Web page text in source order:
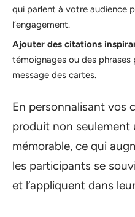
qui parlent à votre audience
l’engagement.
Ajouter des citations
témoignages ou des
message des cartes.
En personnalisant vos
produit non seulement
mémorable, ce qui
les participants se
et l’appliquent dans